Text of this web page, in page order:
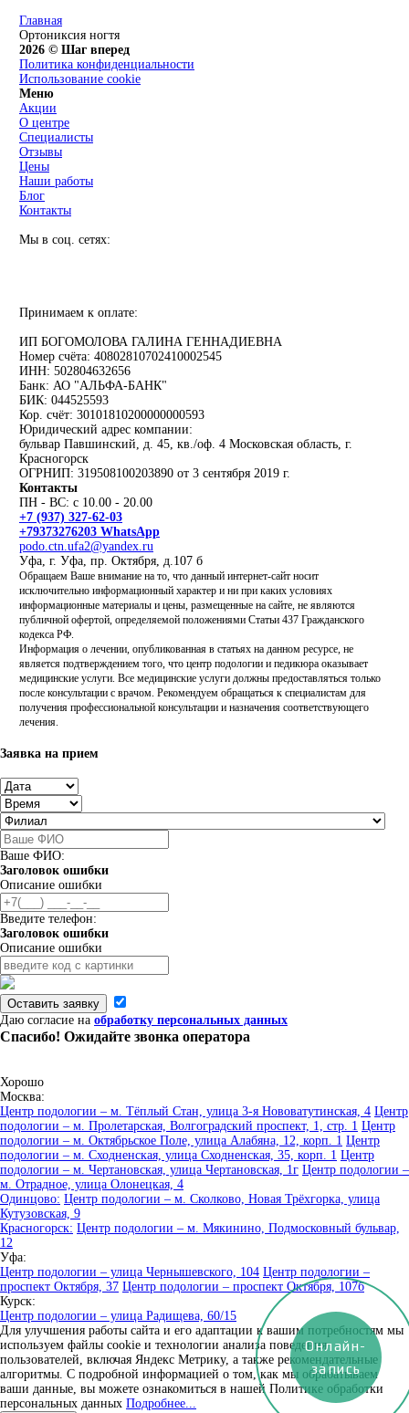
Главная
Ортониксия ногтя
2026 © Шаг вперед
Политика конфиденциальности
Использование cookie
Меню
Акции
О центре
Специалисты
Отзывы
Цены
Наши работы
Блог
Контакты
Мы в соц. сетях:
Принимаем к оплате:
ИП БОГОМОЛОВА ГАЛИНА ГЕННАДИЕВНА
Номер счёта: 40802810702410002545
ИНН: 502804632656
Банк: АО "АЛЬФА-БАНК"
БИК: 044525593
Кор. счёт: 30101810200000000593
Юридический адрес компании:
бульвар Павшинский, д. 45, кв./оф. 4 Московская область, г.
Красногорск
ОГРНИП: 319508100203890 от 3 сентября 2019 г.
Контакты
ПН - ВС: с 10.00 - 20.00
+7 (937) 327-62-03
+79373276203 WhatsApp
podo.ctn.ufa2@yandex.ru
Уфа, г. Уфа, пр. Октября, д.107 б
Обращаем Ваше внимание на то, что данный интернет-сайт носит
исключительно информационный характер и ни при каких условиях
информационные материалы и цены, размещенные на сайте, не являются
публичной офертой, определяемой положениями Статьи 437 Гражданского
кодекса РФ.
Информация о лечении, опубликованная в статьях на данном ресурсе, не
является подтверждением того, что центр подологии и педикюра оказывает
медицинские услуги. Все медицинские услуги должны предоставляться только
после консультации с врачом. Рекомендуем обращаться к специалистам для
получения профессиональной консультации и назначения соответствующего
лечения.
Заявка на прием
Ваше ФИО:
Заголовок ошибки
Описание ошибки
Введите телефон:
Заголовок ошибки
Описание ошибки
Оставить заявку
Даю согласие на обработку персональных данных
Спасибо! Ожидайте звонка оператора
Хорошо
Москва:
Центр подологии – м. Тёплый Стан, улица 3-я Нововатутинская, 4 Центр
подологии – м. Пролетарская, Волгоградский проспект, 1, стр. 1 Центр
подологии – м. Октябрьское Поле, улица Алабяна, 12, корп. 1 Центр
подологии – м. Сходненская, улица Сходненская, 35, корп. 1 Центр
подологии – м. Чертановская, улица Чертановская, 1г Центр подологии –
м. Отрадное, улица Олонецкая, 4
Одинцово: Центр подологии – м. Сколково, Новая Трёхгорка, улица
Кутузовская, 9
Красногорск: Центр подологии – м. Мякинино, Подмосковный бульвар,
12
Уфа:
Центр подологии – улица Чернышевского, 104 Центр подологии –
проспект Октября, 37 Центр подологии – проспект Октября, 107б
Курск:
Центр подологии – улица Радищева, 60/15
Для улучшения работы сайта и его адаптации к вашим потребностям мы
используем файлы cookie и технологии анализа поведения
пользователей, включая Яндекс Метрику, а также рекомендательные
алгоритмы. С подробной информацией о том, как мы обрабатываем
ваши данные, вы можете ознакомиться в нашей Политике обработки
персональных данных Подробнее...
Онлайн-
запись